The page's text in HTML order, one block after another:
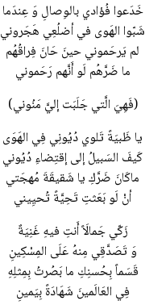
خَدَعوا فُؤادي بالوِصالِ وَ عِندَما
شَبّوا الهَوى في أضلُعِي هَجَروني
لم يَرحَموني حينَ حَانَ فِراقُهُم
ما ضَرَّهُم لَو أَنَّهم رَحَموني
(فَهِيَ الَّتي جَلَبَت إليَّ مَنُوني)
يا ظَبيَةً تَلوي دُيُونِي فِي الهَوَى
كَيفَ السَبيلُ إلى إقتِضاءِ دُيُوني
ماكَانَ ضَرَّكِ يا شَقيقَةَ مُهجَتي
أنْ لَو بَعَثتِ تَحِيَّةً تُحيِيني
زَكّي جَمالَاً أَنتِ فيهِ غَنِيَةٌ
وَ تَصَدَّقِي مِنهُ عَلَى المِسْكِينِ
قَسَماً بِحُسنِكِ ما بَصُرتُ بِمِثلِهِ
فِي العَالَمينَ شَهَادَةً بِيَمينِ